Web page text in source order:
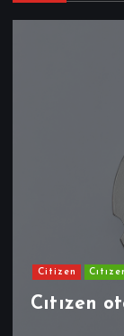
Citizen
Cıtızen